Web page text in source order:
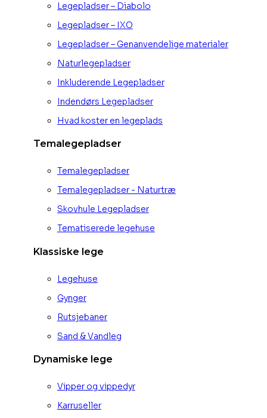
Legepladser – Diabolo
Legepladser – IXO
Legepladser – Genanvendelige materialer
Naturlegepladser
Inkluderende Legepladser
Indendørs Legepladser
Hvad koster en legeplads
Temalegepladser
Temalegepladser
Temalegepladser - Naturtræ
Skovhule Legepladser
Tematiserede legehuse
Klassiske lege
Legehuse
Gynger
Rutsjebaner
Sand & Vandleg
Dynamiske lege
Vipper og vippedyr
Karruseller